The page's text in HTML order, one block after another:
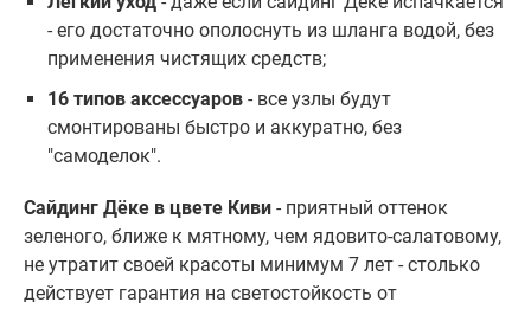
- его достаточно ополоснуть из шланга водой, без
применения чистящих средств;
16 типов аксессуаров - все узлы будут
смонтированы быстро и аккуратно, без
"самоделок".
Сайдинг Дёке в цвете Киви - приятный оттенок
зеленого, ближе к мятному, чем ядовито-салатовому,
не утратит своей красоты минимум 7 лет - столько
действует гарантия на светостойкость от